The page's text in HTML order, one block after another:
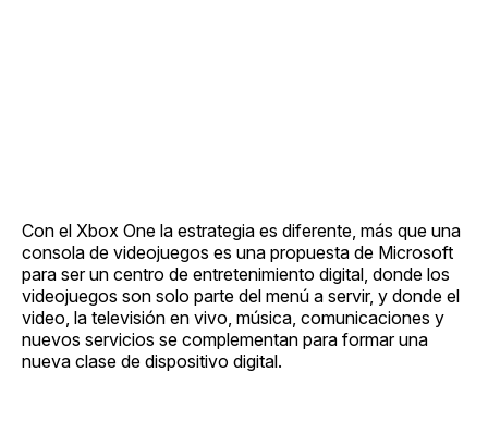
Con el Xbox One la estrategia es diferente, más que una
consola de videojuegos es una propuesta de Microsoft
para ser un centro de entretenimiento digital, donde los
videojuegos son solo parte del menú a servir, y donde el
video, la televisión en vivo, música, comunicaciones y
nuevos servicios se complementan para formar una
nueva clase de dispositivo digital.